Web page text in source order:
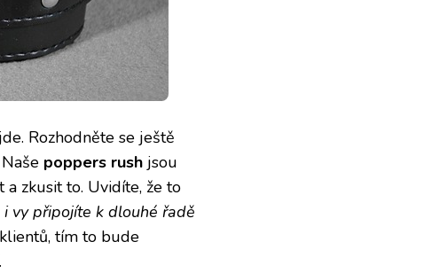
Rozhodněte se ještě
poppers rush jsou
zkusit to. Uvidíte, že to
vy připojíte k dlouhé řadě
tím to bude